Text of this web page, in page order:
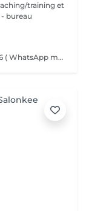
réservation chez : 691 60 25 60 ou 661 60 16 96 ( WhatsApp msg ) VENTOUSES OU CUPPING THERAPY Technique thérapeutique utilisant la succion pour créer une dépression sur la peau. Il améliore la circulation sanguine, décontracte lés muscles, soulage les Dolores et draine les tissus